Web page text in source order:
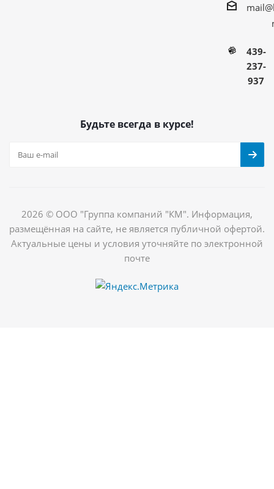
439-
237-
937
Будьте всегда в курсе!
2026 © ООО "Группа компаний "КМ". Информация,
размещённая на сайте, не является публичной офертой.
Актуальные цены и условия уточняйте по электронной
почте